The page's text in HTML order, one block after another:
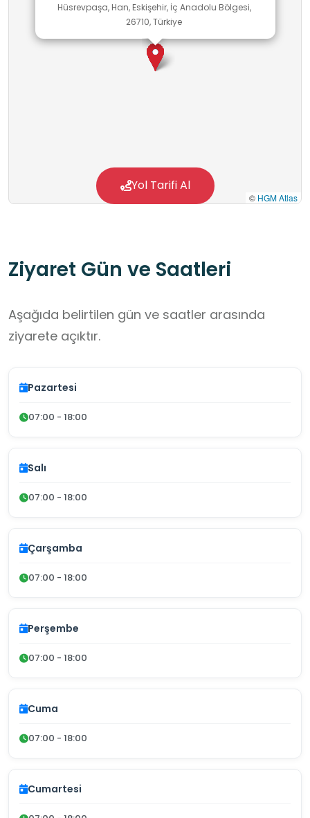
Hüsrevpaşa, Han, Eskişehir, İç Anadolu Bölgesi,
26710, Türkiye
© HGM Atlas
Yol Tarifi Al
Ziyaret Gün ve Saatleri
Aşağıda belirtilen gün ve saatler arasında
ziyarete açıktır.
Pazartesi
07:00 - 18:00
Salı
07:00 - 18:00
Çarşamba
07:00 - 18:00
Perşembe
07:00 - 18:00
Cuma
07:00 - 18:00
Cumartesi